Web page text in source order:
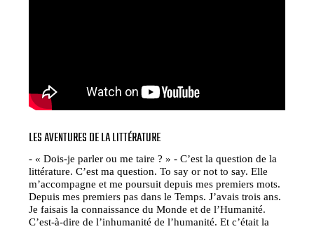
LES AVENTURES DE LA LITTÉRATURE
- « Dois-je parler ou me taire ? » - C’est la question de la
littérature. C’est ma question. To say or not to say. Elle
m’accompagne et me poursuit depuis mes premiers mots.
Depuis mes premiers pas dans le Temps. J’avais trois ans.
Je faisais la connaissance du Monde et de l’Humanité.
C’est-à-dire de l’inhumanité de l’humanité. Et c’était la